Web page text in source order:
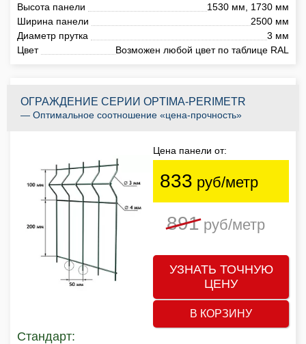
Высота панели
1530 мм, 1730 мм
Ширина панели
2500 мм
Диаметр прутка
3 мм
Цвет
Возможен любой цвет по таблице RAL
ОГРАЖДЕНИЕ СЕРИИ OPTIMA-PERIMETR
— Оптимальное соотношение «цена-прочность»
Цена панели от:
833 руб/метр
891руб/метр
УЗНАТЬ ТОЧНУЮ
ЦЕНУ
В КОРЗИНУ
Стандарт: